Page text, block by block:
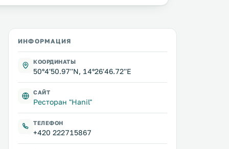
ИНФОРМАЦИЯ
КООРДИНАТЫ
50°4'50.97''N, 14°26'46.72''E
САЙТ
Ресторан "Hanil"
ТЕЛЕФОН
+420 222715867